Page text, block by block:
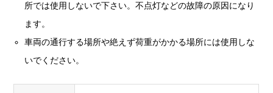
所では使用しないで下さい。不点灯などの故障の原因になり
ます。
車両の通行する場所や絶えず荷重がかかる場所には使用しな
いでください。